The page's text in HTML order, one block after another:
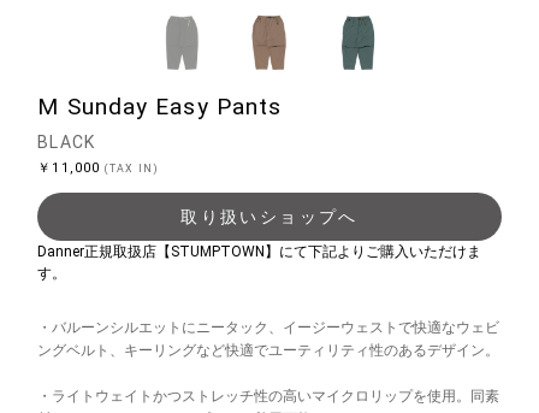
M Sunday Easy Pants
BLACK
￥11,000(TAX IN)
取り扱いショップへ
Danner正規取扱店【STUMPTOWN】にて下記よりご購入いただけま
す。
・バルーンシルエットにニータック、イージーウェストで快適なウェビ
ングベルト、キーリングなど快適でユーティリティ性のあるデザイン。
・ライトウェイトかつストレッチ性の高いマイクロリップを使用。同素